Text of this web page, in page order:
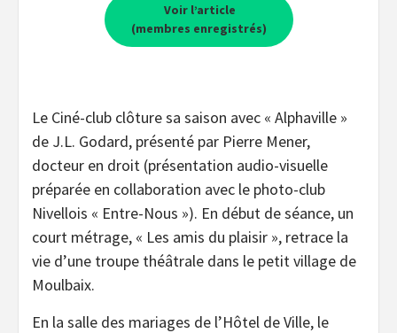
Voir l’article
(membres enregistrés)
Le Ciné-club clôture sa saison avec « Alphaville »
de J.L. Godard, présenté par Pierre Mener,
docteur en droit (présentation audio-visuelle
préparée en collaboration avec le photo-club
Nivellois « Entre-Nous »). En début de séance, un
court métrage, « Les amis du plaisir », retrace la
vie d’une troupe théâtrale dans le petit village de
Moulbaix.
En la salle des mariages de l’Hôtel de Ville, le